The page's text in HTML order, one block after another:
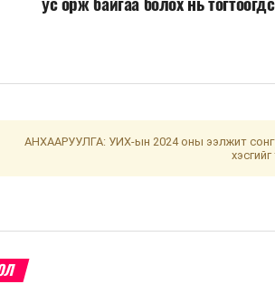
АНХААРУУЛГА: УИХ-ын 2024 оны ээлжит